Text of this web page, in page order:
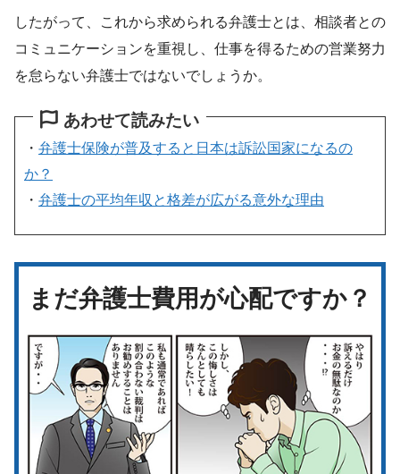
したがって、これから求められる弁護士とは、相談者との
コミュニケーションを重視し、仕事を得るための営業努力
を怠らない弁護士ではないでしょうか。
あわせて読みたい
・ 弁護士保険が普及すると日本は訴訟国家になるの
か？
・ 弁護士の平均年収と格差が広がる意外な理由
まだ弁護士費用が心配ですか？